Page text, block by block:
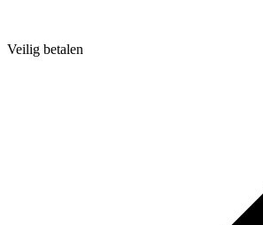
Veilig betalen